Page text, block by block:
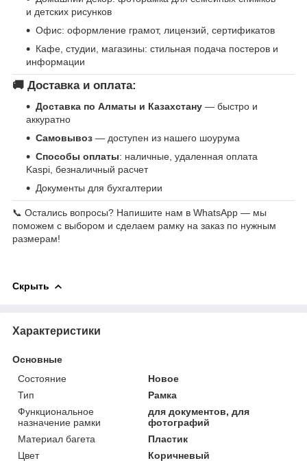
и детских рисунков
Офис: оформление грамот, лицензий, сертификатов
Кафе, студии, магазины: стильная подача постеров и
информации
🚚 Доставка и оплата:
Доставка по Алматы и Казахстану — быстро и
аккуратно
Самовывоз — доступен из нашего шоурума
Способы оплаты: наличные, удаленная оплата
Kaspi, безналичный расчет
Документы для бухгалтерии
📞 Остались вопросы? Напишите нам в WhatsApp — мы
поможем с выбором и сделаем рамку на заказ по нужным
размерам!
Скрыть
Характеристики
Основные
Состояние
Новое
Тип
Рамка
Функциональное
назначение рамки
для документов, для
фотографий
Материал багета
Пластик
Цвет
Коричневый